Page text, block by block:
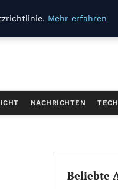
NACHRICHTEN
Beliebte
Mehr erfahren